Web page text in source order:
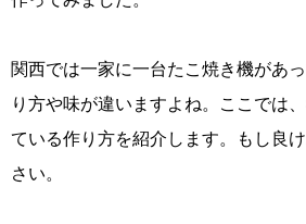
関西では一家に一台たこ焼き機があ
り方や味が違いますよね。ここでは
ている作り方を紹介します。もし良
さい。